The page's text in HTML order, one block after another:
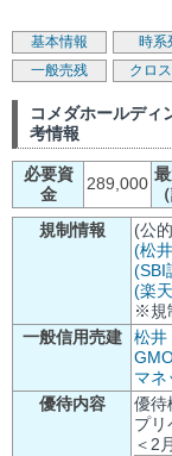
基本情報 時系
一般売残
クロ
コメダホールディ
考情報
必要資
金
289,000
規制情報
(公
(松
(SBI
(楽
※規
一般信用売建
松井
マネ
優待内容
優待
プリ
＜2